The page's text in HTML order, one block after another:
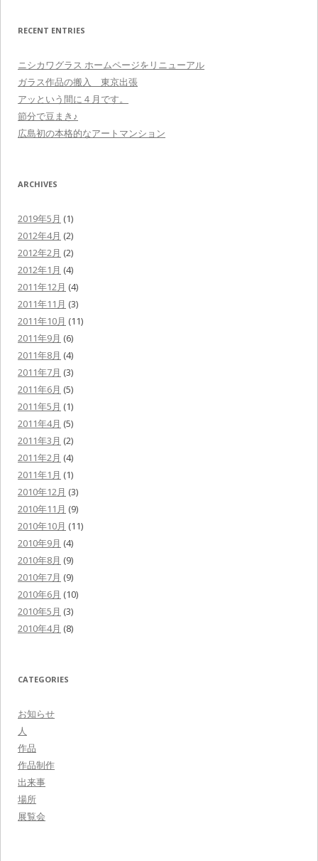
RECENT ENTRIES
ニシカワグラス ホームページをリニューアル
ガラス作品の搬入 東京出張
アッという間に４月です。
節分で豆まき♪
広島初の本格的なアートマンション
ARCHIVES
2019年5月 (1)
2012年4月 (2)
2012年2月 (2)
2012年1月 (4)
2011年12月 (4)
2011年11月 (3)
2011年10月 (11)
2011年9月 (6)
2011年8月 (4)
2011年7月 (3)
2011年6月 (5)
2011年5月 (1)
2011年4月 (5)
2011年3月 (2)
2011年2月 (4)
2011年1月 (1)
2010年12月 (3)
2010年11月 (9)
2010年10月 (11)
2010年9月 (4)
2010年8月 (9)
2010年7月 (9)
2010年6月 (10)
2010年5月 (3)
2010年4月 (8)
CATEGORIES
お知らせ
人
作品
作品制作
出来事
場所
展覧会